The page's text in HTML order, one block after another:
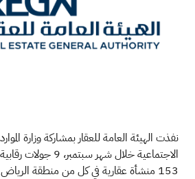
نفذت الهيئة العامة للعقار بمشاركة وزارة
الاجتماعية خلال شهر
153 منشأة عقارية في كل من منطقة